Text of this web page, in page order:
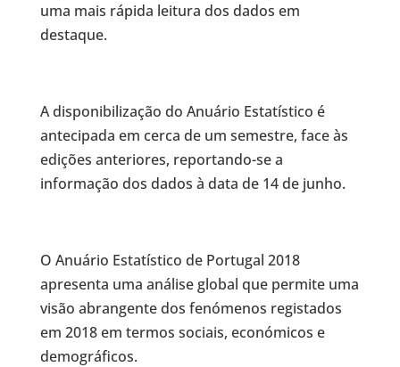
uma mais rápida leitura dos dados em
destaque.
A disponibilização do Anuário Estatístico é
antecipada em cerca de um semestre, face às
edições anteriores, reportando-se a
informação dos dados à data de 14 de junho.
O Anuário Estatístico de Portugal 2018
apresenta uma análise global que permite uma
visão abrangente dos fenómenos registados
em 2018 em termos sociais, económicos e
demográficos.